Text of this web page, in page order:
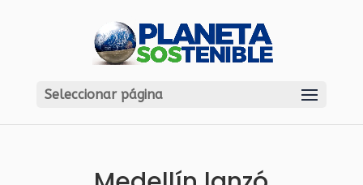
Seleccionar página